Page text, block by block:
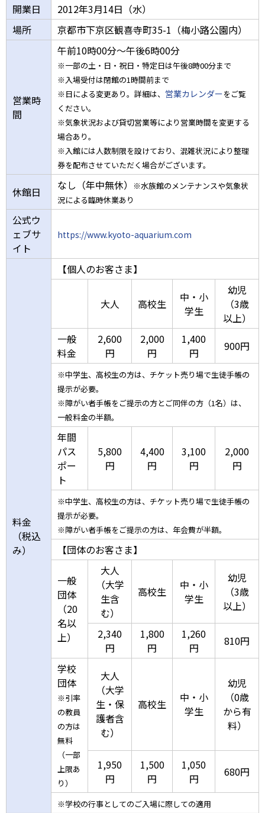
開業日
2012年3月14日（水）
場所
京都市下京区観喜寺町35-1（梅小路公園内）
営業時
間
午前10時00分～午後6時00分
※一部の土・日・祝日・特定日は午後8時00分まで
※入場受付は閉館の1時間前まで
※日による変更あり。詳細は、 営業カレンダーをご覧
ください。
※気象状況および貸切営業等により営業時間を変更する
場合あり。
※入館には人数制限を設けており、混雑状況により整理
券を配布させていただく場合がございます。
休館日 なし（年中無休）
※水族館のメンテナンスや気象状
況による臨時休業あり
公式ウ
ェブサ
イト
https://www.kyoto-aquarium.com
料金
（税込
み）
【個人のお客さま】
大人 高校生
中・小
学生
幼児
（3歳
以上）
一般
料金
2,600
円
2,000
円
1,400
円
900円
※中学生、高校生の方は、チケット売り場で生徒手帳の
提示が必要。
※障がい者手帳をご提示の方とご同伴の方（1名）は、
一般料金の半額。
年間
パス
ポー
ト
5,800
円
4,400
円
3,100
円
2,000
円
※中学生、高校生の方は、チケット売り場で生徒手帳の
提示が必要。
※障がい者手帳をご提示の方は、年会費が半額。
【団体のお客さま】
一般
団体
（20
名以
上）
大人
（大学
生含
む）
高校生
中・小
学生
幼児
（3歳
以上）
2,340
円
1,800
円
1,260
円
810円
学校
団体
※引率
の教員
の方は
無料
（一部
上限あ
り）
大人
（大学
生・保
護者含
む）
高校生
中・小
学生
幼児
（0歳
から有
料）
1,950
円
1,500
円
1,050
円
680円
※学校の行事としてのご入場に際しての適用